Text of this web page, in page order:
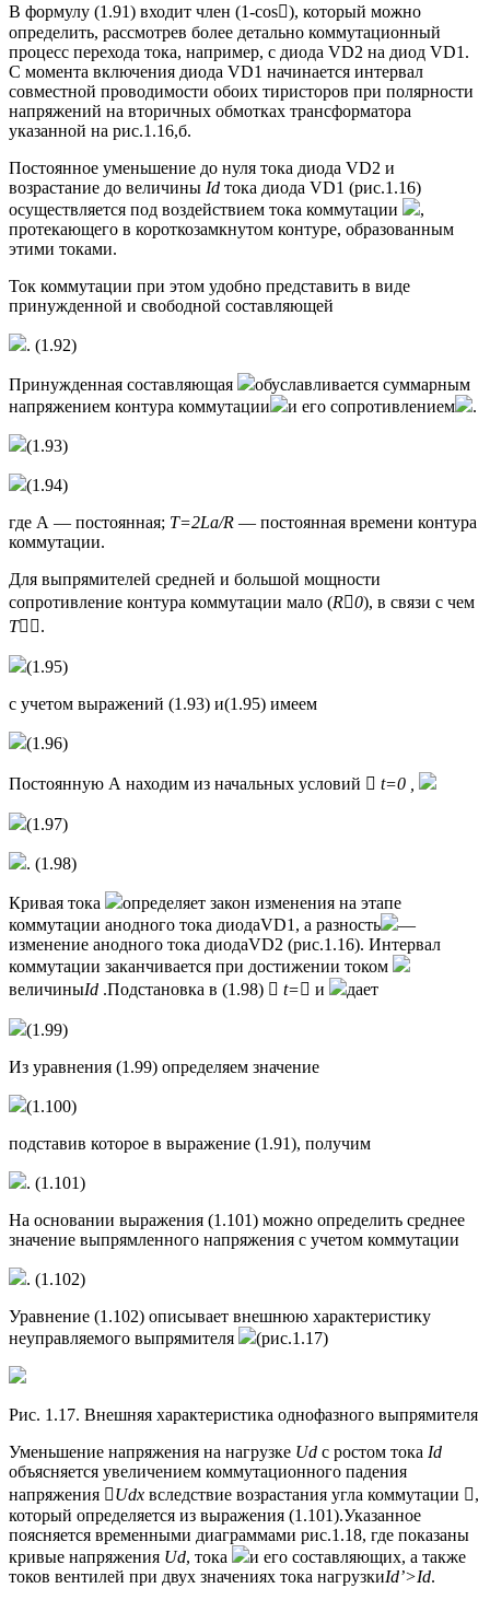
В формулу (1.91) входит член (1-cos), который можно
определить, рассмотрев более детально коммутационный
процесс перехода тока, например, с диода VD2 на диод VD1.
С момента включения диода VD1 начинается интервал
совместной проводимости обоих тиристоров при полярности
напряжений на вторичных обмотках трансформатора
указанной на рис.1.16,б.
Постоянное уменьшение до нуля тока диода VD2 и
возрастание до величины Id тока диода VD1 (рис.1.16)
осуществляется под воздействием тока коммутации
,
протекающего в короткозамкнутом контуре, образованным
этими токами.
Ток коммутации при этом удобно представить в виде
принужденной и свободной составляющей
. (1.92)
Принужденная составляющая
обуславливается суммарным
напряжением контура коммутации
и его сопротивлением .
(1.93)
(1.94)
где А — постоянная; T=2La/R — постоянная времени контура
коммутации.
Для выпрямителей средней и большой мощности
сопротивление контура коммутации мало (R0), в связи с чем
T.
(1.95)
с учетом выражений (1.93) и(1.95) имеем
(1.96)
Постоянную А находим из начальных условий  t=0 ,
(1.97)
. (1.98)
Кривая тока
определяет закон изменения на этапе
коммутации анодного тока диодаVD1, а разность
—
изменение анодного тока диодаVD2 (рис.1.16). Интервал
коммутации заканчивается при достижении током
величиныId .Подстановка в (1.98)  t= и дает
(1.99)
Из уравнения (1.99) определяем значение
(1.100)
подставив которое в выражение (1.91), получим
. (1.101)
На основании выражения (1.101) можно определить среднее
значение выпрямленного напряжения с учетом коммутации
. (1.102)
Уравнение (1.102) описывает внешнюю характеристику
неуправляемого выпрямителя
(рис.1.17)
Рис. 1.17. Внешняя характеристика однофазного выпрямителя
Уменьшение напряжения на нагрузке Ud с ростом тока Id
объясняется увеличением коммутационного падения
напряжения Udx вследствие возрастания угла коммутации ,
который определяется из выражения (1.101).Указанное
поясняется временными диаграммами рис.1.18, где показаны
кривые напряжения Ud, тока
и его составляющих, а также
токов вентилей при двух значениях тока нагрузкиId’>Id.